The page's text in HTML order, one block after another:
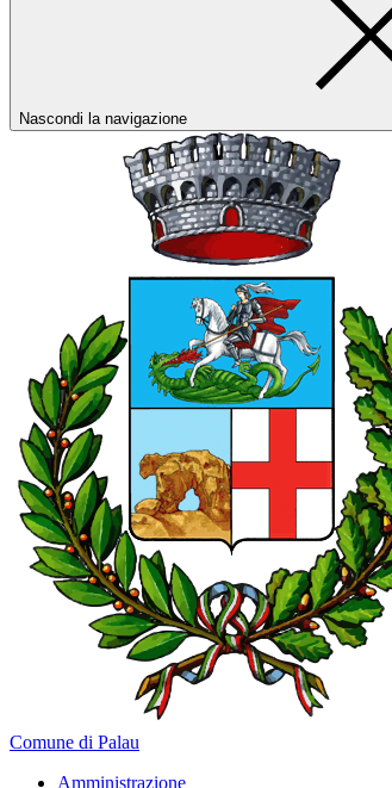
Nascondi la navigazione
Comune di Palau
Amministrazione